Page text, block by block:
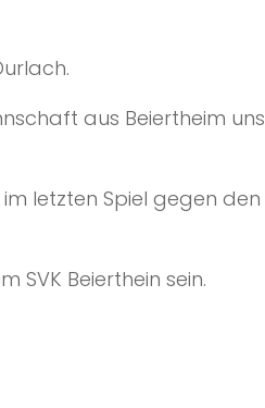
aus Beiertheim
letzten Spiel gegen
SVK Beierthein sein.